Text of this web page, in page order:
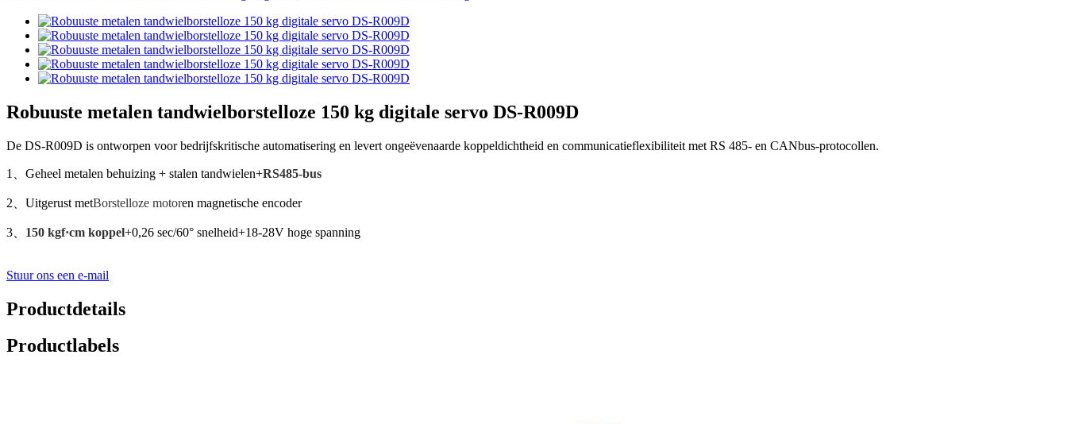
Robuuste metalen tandwielborstelloze 150 kg digitale servo DS-R009D
De DS-R009D is ontworpen voor bedrijfskritische automatisering en levert ongeëvenaarde koppeldichtheid en communicatieflexibiliteit met RS 485- en CANbus-protocollen.
1、Geheel metalen behuizing + stalen tandwielen+RS485-bus
2、Uitgerust metBorstelloze motoren magnetische encoder
3、 150 kgf·cm koppel+0,26 sec/60° snelheid+18-28V hoge spanning
Stuur ons een e-mail
Productdetails
Productlabels